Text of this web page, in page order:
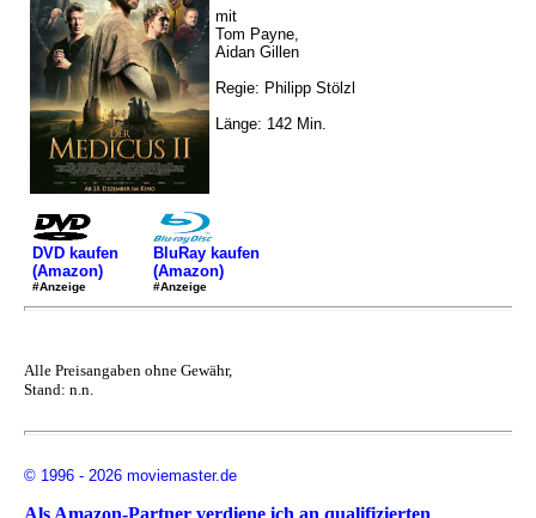
mit
Tom Payne,
Aidan Gillen
Regie: Philipp Stölzl
Länge: 142 Min.
DVD kaufen
(Amazon)
#Anzeige
BluRay kaufen
(Amazon)
#Anzeige
Alle Preisangaben ohne Gewähr,
Stand: n.n.
© 1996 - 2026 moviemaster.de